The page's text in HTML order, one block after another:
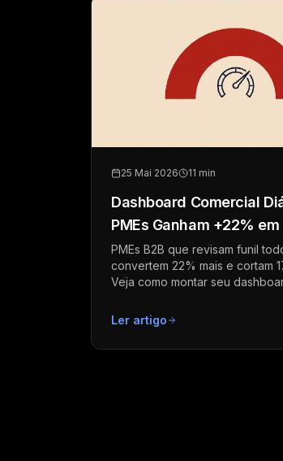
25 Mai 2026 11 min
Dashboard Comercial
PMEs Ganham +22%
PMEs B2B que revisam funil
convertem 22% mais e cortam
Veja como montar seu
Ler artigo